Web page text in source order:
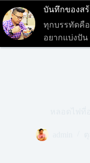
to
content
บันทึกของส
ทุกบรรทัดคื
อยากแบ่งปัน